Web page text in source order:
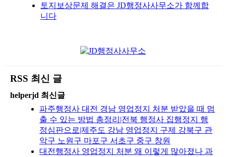
토지보상문제 해결은 JD행정사사무소가 함께합
니다
RSS 최신 글
helperjd 최신글
파주행정사 대전 경남 영업정지 처분 받았을 때 멈
출 수 있는 방법 총정리|전북 행정사 집행정지 행
정심판으로|제주도 강남 영업정지 구제 강북구 관
악구 노원구 마포구 서초구 중구 창원
대전행정사 영업정지 처분 왜 이렇게 많아졌나 과